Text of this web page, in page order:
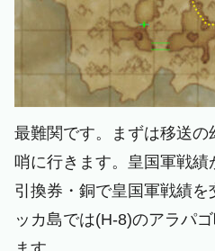
最難関です。まずは移送
哨に行きます。皇国軍戦
引換券・銅で皇国軍戦績
ッカ島では(H-8)のアラパ